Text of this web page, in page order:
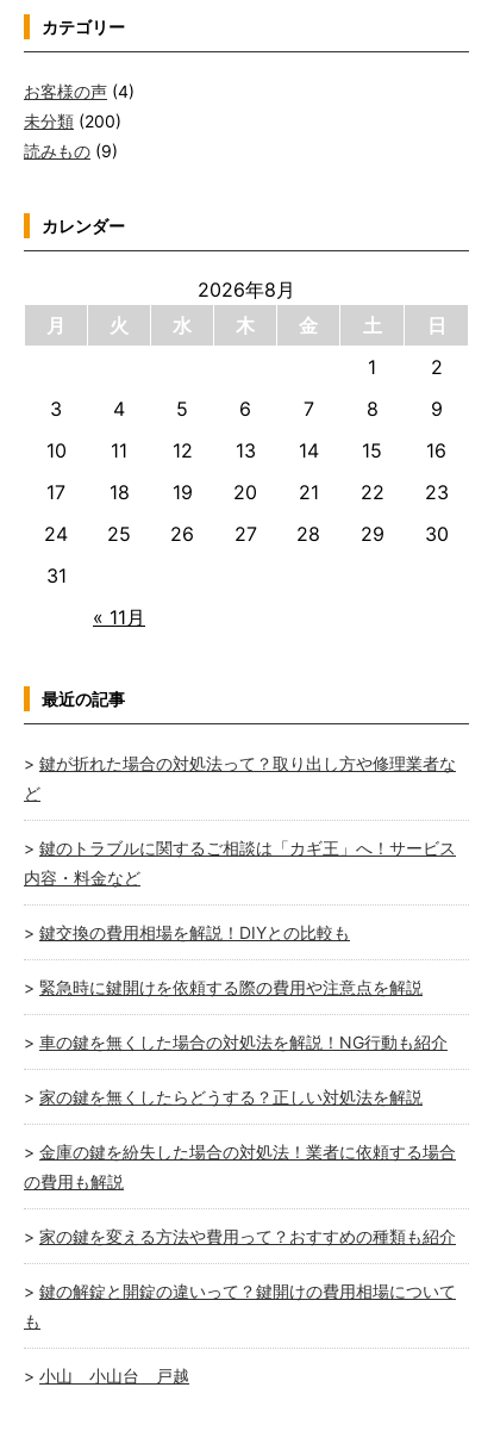
カテゴリー
お客様の声 (4)
未分類 (200)
読みもの (9)
カレンダー
2026年8月
月
火 水 木 金 土 日
« 11月
1
2
3
4 5 6 7 8
9
10
11 12 13 14 15
16
17
18 19 20 21 22
23
24
25 26 27 28 29
30
31
最近の記事
鍵が折れた場合の対処法って？取り出し方や修理業者な
ど
鍵のトラブルに関するご相談は「カギ王」へ！サービス
内容・料金など
鍵交換の費用相場を解説！DIYとの比較も
緊急時に鍵開けを依頼する際の費用や注意点を解説
車の鍵を無くした場合の対処法を解説！NG行動も紹介
家の鍵を無くしたらどうする？正しい対処法を解説
金庫の鍵を紛失した場合の対処法！業者に依頼する場合
の費用も解説
家の鍵を変える方法や費用って？おすすめの種類も紹介
鍵の解錠と開錠の違いって？鍵開けの費用相場について
も
小山 小山台 戸越